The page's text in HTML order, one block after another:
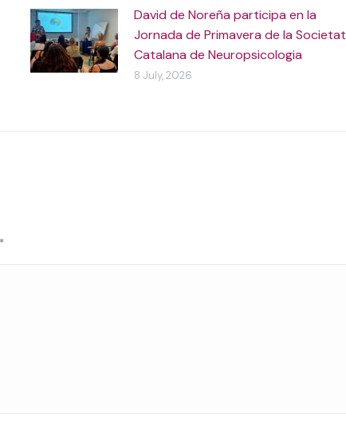
David de Noreña participa en la
Jornada de Primavera de la Societat
Catalana de Neuropsicologia
8 July, 2026
*